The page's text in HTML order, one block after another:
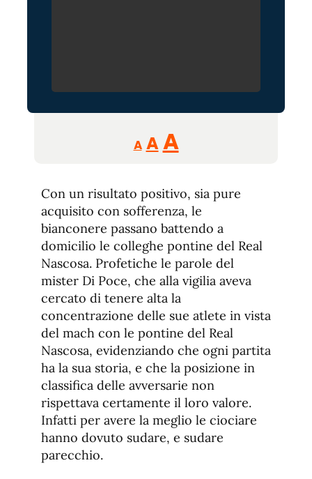
A
Reducir
tamaño
A Restablecer
de
fuente
AAumentar
de
fuente.
Con un risultato positivo, sia pure
acquisito con sofferenza, le
bianconere passano battendo a
domicilio le colleghe pontine del Real
Nascosa. Profetiche le parole del
mister Di Poce, che alla vigilia aveva
cercato di tenere alta la
concentrazione delle sue atlete in vista
del mach con le pontine del Real
Nascosa, evidenziando che ogni partita
ha la sua storia, e che la posizione in
classifica delle avversarie non
rispettava certamente il loro valore.
Infatti per avere la meglio le ciociare
hanno dovuto sudare, e sudare
parecchio.